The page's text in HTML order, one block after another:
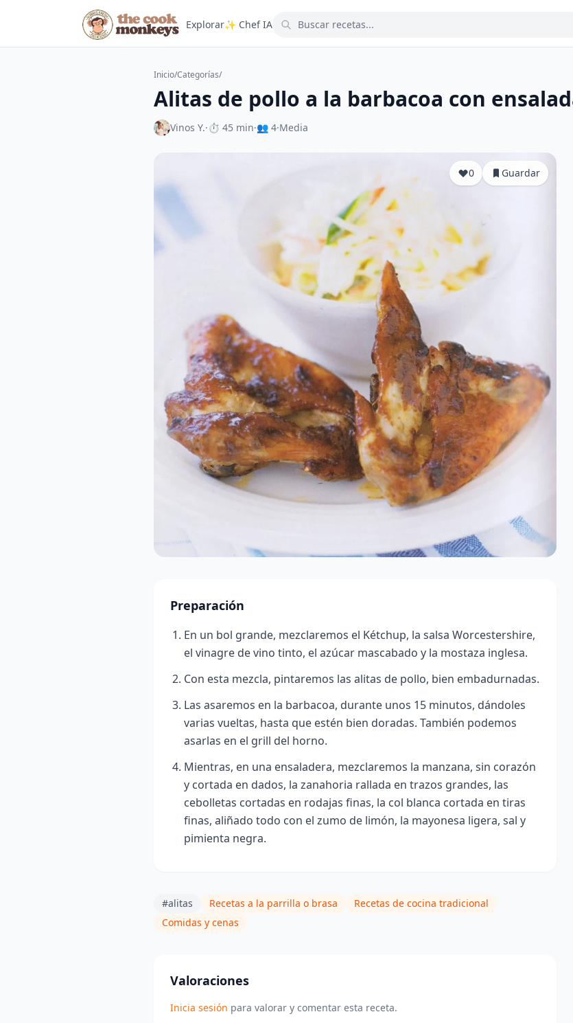
Explorar✨ Chef IA
Inicio/Categorías/
Alitas de pollo a la barbacoa con
Vinos Y.·⏱ 45 min·👥 4·Media
0 Guardar
Preparación
En un bol grande, mezclaremos el Kétchup, la salsa Worcestershire,
el vinagre de vino tinto, el azúcar mascabado y la mostaza inglesa.
Con esta mezcla, pintaremos las alitas de pollo, bien embadurnadas.
Las asaremos en la barbacoa, durante unos 15 minutos, dándoles
varias vueltas, hasta que estén bien doradas. También podemos
asarlas en el grill del horno.
Mientras, en una ensaladera, mezclaremos la manzana, sin corazón
y cortada en dados, la zanahoria rallada en trazos grandes, las
cebolletas cortadas en rodajas finas, la col blanca cortada en tiras
finas, aliñado todo con el zumo de limón, la mayonesa ligera, sal y
pimienta negra.
#alitas Recetas a la parrilla o brasa
Recetas de cocina tradicional
Comidas y cenas
Valoraciones
Inicia sesión para valorar y comentar esta receta.